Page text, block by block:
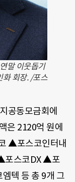
말 이웃돕기
화 회장. /포스
공동모금회에
은 2120억 원에
▲포스코인터내
포스코DX ▲포
텍 등 총 9개 그